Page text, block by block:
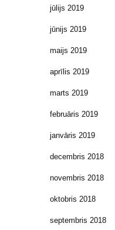
jūlijs 2019
jūnijs 2019
maijs 2019
aprīlis 2019
marts 2019
februāris 2019
janvāris 2019
decembris 2018
novembris 2018
oktobris 2018
septembris 2018